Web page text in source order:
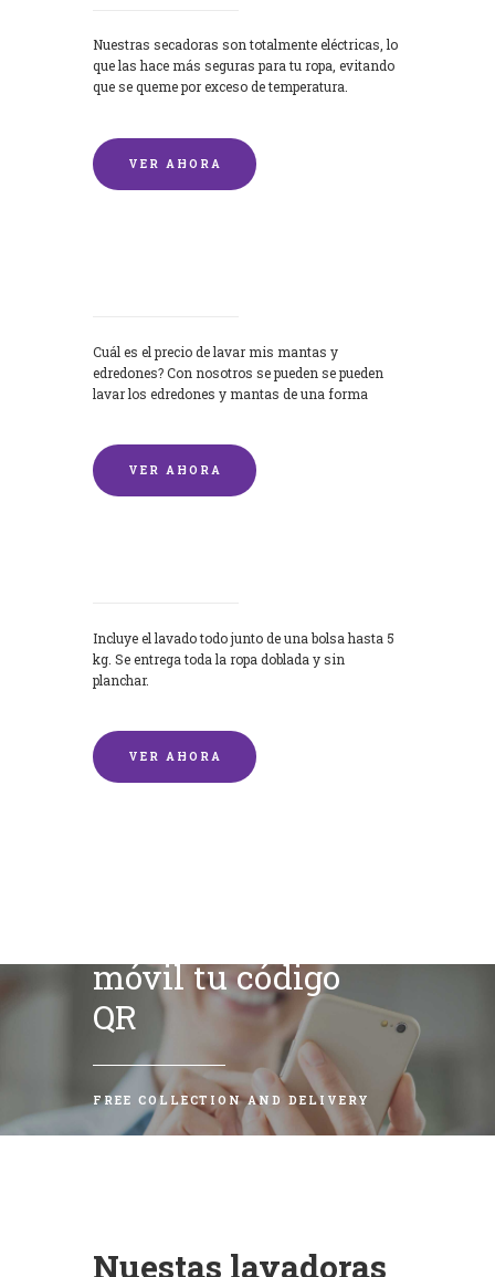
Nuestras secadoras son totalmente eléctricas, lo
que las hace más seguras para tu ropa, evitando
que se queme por exceso de temperatura.
VER AHORA
Cuál es el precio de lavar mis mantas y
edredones? Con nosotros se pueden se pueden
lavar los edredones y mantas de una forma
VER AHORA
Incluye el lavado todo junto de una bolsa hasta 5
kg. Se entrega toda la ropa doblada y sin
planchar.
VER AHORA
móvil tu código
QR
FREE COLLECTION AND DELIVERY
Nuestas lavadoras